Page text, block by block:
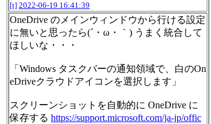
[t] 2022-06-19 16:41:39
OneDrive のメインウィンドウから行ける設定
に無いと思ったら(´・ω・｀) うまく統合して
ほしいな・・・
「Windows タスクバーの通知領域で、白のOn
eDriveクラウドアイコンを選択します」
スクリーンショットを自動的に OneDrive に
保存する https://support.microsoft.com/ja-jp/offic